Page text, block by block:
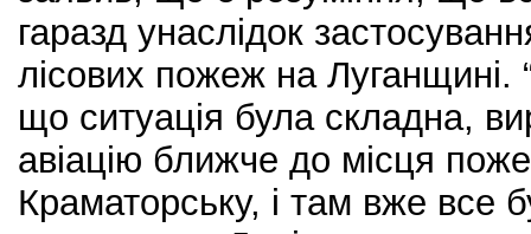
гаразд унаслідок
лісових пожеж на Луганщині.
що ситуація була складна,
авіацію ближче до місця
Краматорську, і там вже все